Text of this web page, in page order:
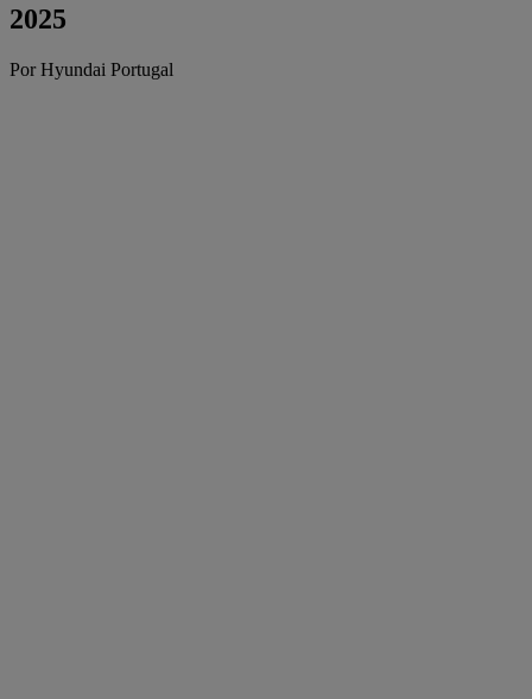
2025
Por Hyundai Portugal